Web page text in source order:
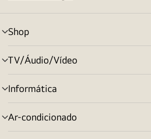
Shop
alternar
menu
TV/Áudio/Vídeo
alternar
menu
Informática
alternar
menu
Ar-condicionado
alternar
menu